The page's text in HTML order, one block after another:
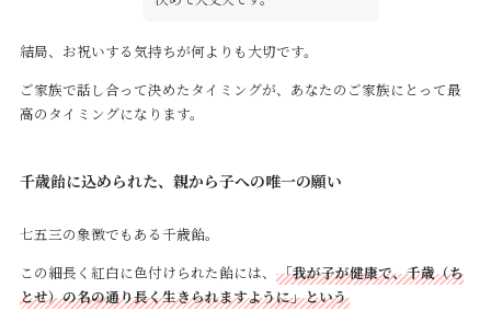
結局、お祝いする気持ちが何よりも大切です。
ご家族で話し合って決めたタイミングが、あなたのご家族にとって最
高のタイミングになります。
千歳飴に込められた、親から子への唯一の願い
七五三の象徴でもある千歳飴。
この細長く紅白に色付けられた飴には、
「我が子が健康で、千歳（ち
とせ）の名の通り長く生きられますように」という